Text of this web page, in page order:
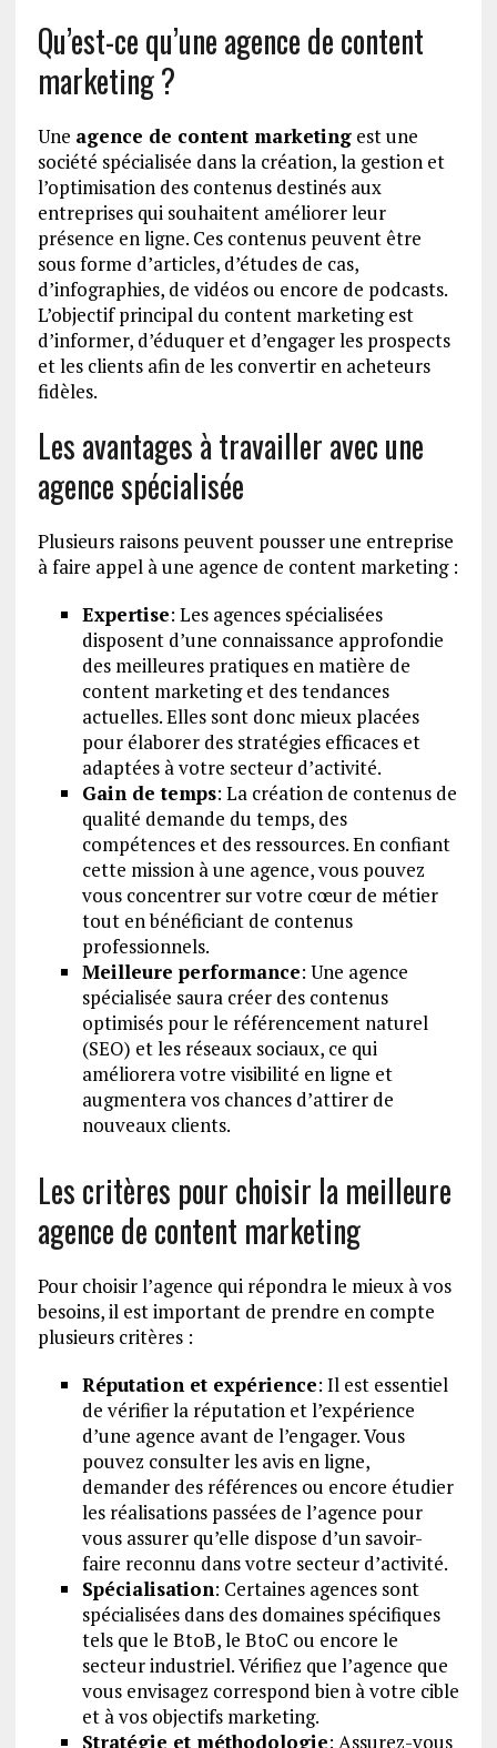
Qu’est-ce qu’une agence de content
marketing ?
Une agence de content marketingest une
société spécialisée dans la création, la gestion et
l’optimisation des contenus destinés aux
entreprises qui souhaitent améliorer leur
présence en ligne. Ces contenus peuvent être
sous forme d’articles, d’études de cas,
d’infographies, de vidéos ou encore de podcasts.
L’objectif principal du content marketing est
d’informer, d’éduquer et d’engager les prospects
et les clients afin de les convertir en acheteurs
fidèles.
Les avantages à travailler avec une
agence spécialisée
Plusieurs raisons peuvent pousser une entreprise
à faire appel à une agence de content marketing :
Expertise: Les agences spécialisées
disposent d’une connaissance approfondie
des meilleures pratiques en matière de
content marketing et des tendances
actuelles. Elles sont donc mieux placées
pour élaborer des stratégies efficaces et
adaptées à votre secteur d’activité.
Gain de temps: La création de contenus de
qualité demande du temps, des
compétences et des ressources. En confiant
cette mission à une agence, vous pouvez
vous concentrer sur votre cœur de métier
tout en bénéficiant de contenus
professionnels.
Meilleure performance: Une agence
spécialisée saura créer des contenus
optimisés pour le référencement naturel
(SEO) et les réseaux sociaux, ce qui
améliorera votre visibilité en ligne et
augmentera vos chances d’attirer de
nouveaux clients.
Les critères pour choisir la meilleure
agence de content marketing
Pour choisir l’agence qui répondra le mieux à vos
besoins, il est important de prendre en compte
plusieurs critères :
Réputation et expérience: Il est essentiel
de vérifier la réputation et l’expérience
d’une agence avant de l’engager. Vous
pouvez consulter les avis en ligne,
demander des références ou encore étudier
les réalisations passées de l’agence pour
vous assurer qu’elle dispose d’un savoir-
faire reconnu dans votre secteur d’activité.
Spécialisation: Certaines agences sont
spécialisées dans des domaines spécifiques
tels que le BtoB, le BtoC ou encore le
secteur industriel. Vérifiez que l’agence que
vous envisagez correspond bien à votre cible
et à vos objectifs marketing.
Stratégie et méthodologie: Assurez-vous